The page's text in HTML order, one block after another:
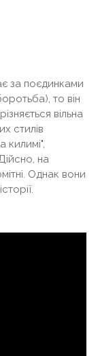
за поєдинками
то він
вільна
стилів
килимі",
на
Однак вони